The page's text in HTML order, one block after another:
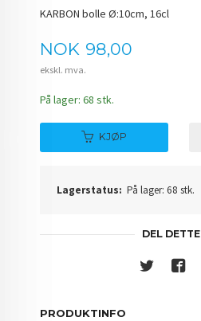
KARBON bolle Ø:10cm, 16cl
Pris
NOK 98,00
ekskl. mva.
På lager: 68 stk.
KJØP
Lagerstatus: På lager: 68 stk.
DEL DETTE
PRODUKTINFO